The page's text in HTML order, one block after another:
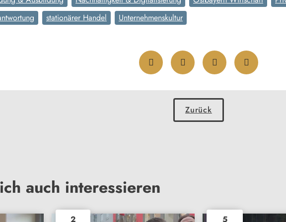
stationärer Handel Unternehmenskultur
Zurück
auch interessieren
2 5